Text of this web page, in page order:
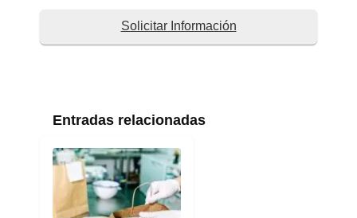
Solicitar Información
Entradas relacionadas